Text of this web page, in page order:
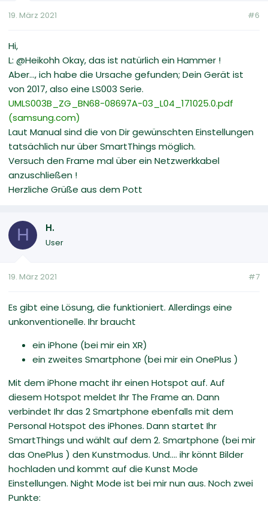
19. März 2021 #6
Hi,
L: @Heikohh Okay, das ist natürlich ein Hammer !
Aber..., ich habe die Ursache gefunden; Dein Gerät ist
von 2017, also eine LS003 Serie.
UMLS003B_ZG_BN68-08697A-03_L04_171025.0.pdf
(samsung.com)
Laut Manual sind die von Dir gewünschten Einstellungen
tatsächlich nur über SmartThings möglich.
Versuch den Frame mal über ein Netzwerkkabel
anzuschließen !
Herzliche Grüße aus dem Pott
H H.
User
19. März 2021 #7
Es gibt eine Lösung, die funktioniert. Allerdings eine
unkonventionelle. Ihr braucht
ein iPhone (bei mir ein XR)
ein zweites Smartphone (bei mir ein OnePlus )
Mit dem iPhone macht ihr einen Hotspot auf. Auf
diesem Hotspot meldet Ihr The Frame an. Dann
verbindet Ihr das 2 Smartphone ebenfalls mit dem
Personal Hotspot des iPhones. Dann startet Ihr
SmartThings und wählt auf dem 2. Smartphone (bei mir
das OnePlus ) den Kunstmodus. Und.... ihr könnt Bilder
hochladen und kommt auf die Kunst Mode
Einstellungen. Night Mode ist bei mir nun aus. Noch zwei
Punkte: